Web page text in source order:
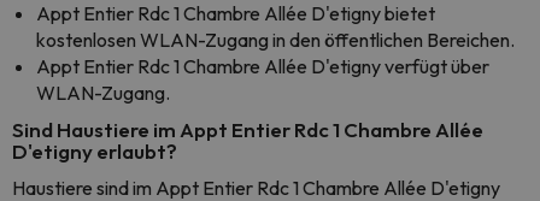
Appt Entier Rdc 1 Chambre Allée D'etigny bietet
kostenlosen WLAN-Zugang in den öffentlichen Bereichen.
Appt Entier Rdc 1 Chambre Allée D'etigny verfügt über
WLAN-Zugang.
Sind Haustiere im Appt Entier Rdc 1 Chambre Allée
D'etigny erlaubt?
Haustiere sind im Appt Entier Rdc 1 Chambre Allée D'etigny